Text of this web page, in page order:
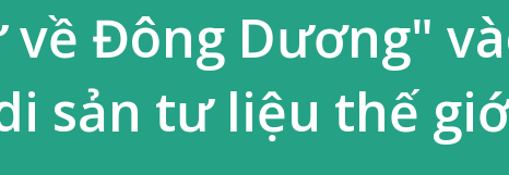
Đông Dương"
sản tư liệu thế